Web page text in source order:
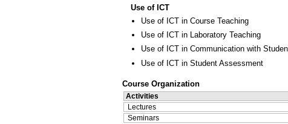
Use of ICT
Use of ICT in Course Teaching
Use of ICT in Laboratory Teaching
Use of ICT in Communication with
Use of ICT in Student Assessment
Course Organization
Activities
Lectures
Seminars